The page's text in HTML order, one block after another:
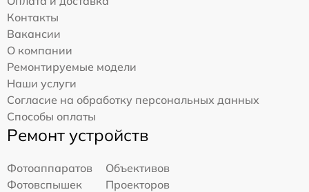
Контакты
Вакансии
О компании
Ремонтируемые модели
Наши услуги
Согласие на обработку персональных данных
Способы оплаты
Ремонт устройств
Фотоаппаратов
Объективов
Фотовспышек
Проекторов